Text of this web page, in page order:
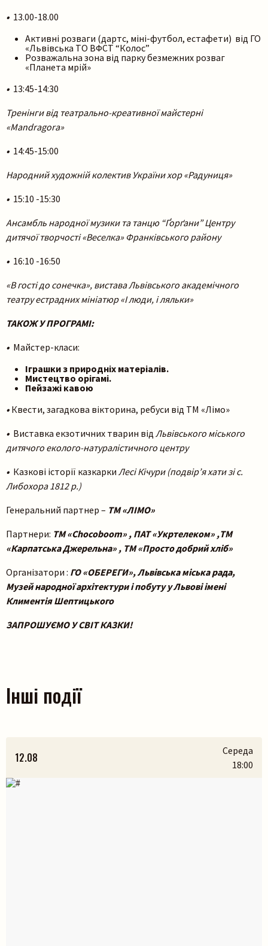
• 13.00-18.00
Активні розваги (дартс, міні-футбол, естафети) від ГО
«Львівська ТО ВФСТ “Колос”
Розважальна зона від парку безмежних розваг
«Планета мрій»
• 13:45-14:30
Тренінги від театрально-креативної майстерні
«Mandragora»
• 14:45-15:00
Народний художній колектив України хор «Радуниця»
• 15:10 -15:30
Ансамбль народної музики та танцю “Ґорґани” Центру
дитячої творчості «Веселка» Франківського району
• 16:10 -16:50
«В гості до сонечка», вистава Львівського академічного
театру естрадних мініатюр «І люди, і ляльки»
ТАКОЖ У ПРОГРАМІ:
• Майстер-класи:
Іграшки з природніх матеріалів.
Мистецтво орігамі.
Пейзажі кавою
• Квести, загадкова вікторина, ребуси від ТМ «Лімо»
• Виставка екзотичних тварин від Львівського міського
дитячого еколого-натуралістичного центру
• Казкові історії казкарки Лесі Кічури (подвір’я хати зі с.
Либохора 1812 р.)
Генеральний партнер – ТМ «ЛІМО»
Партнери: ТМ «Сhocoboom» , ПАТ «Укртелеком» ,ТМ
«Карпатська Джерельна» , ТМ «Просто добрий хліб»
Організатори : ГО «ОБЕРЕГИ», Львівська міська рада,
Музей народної архітектури і побуту у Львові імені
Климентія Шептицького
ЗАПРОШУЄМО У СВІТ КАЗКИ!
Інші події
12.08
Середа
18:00